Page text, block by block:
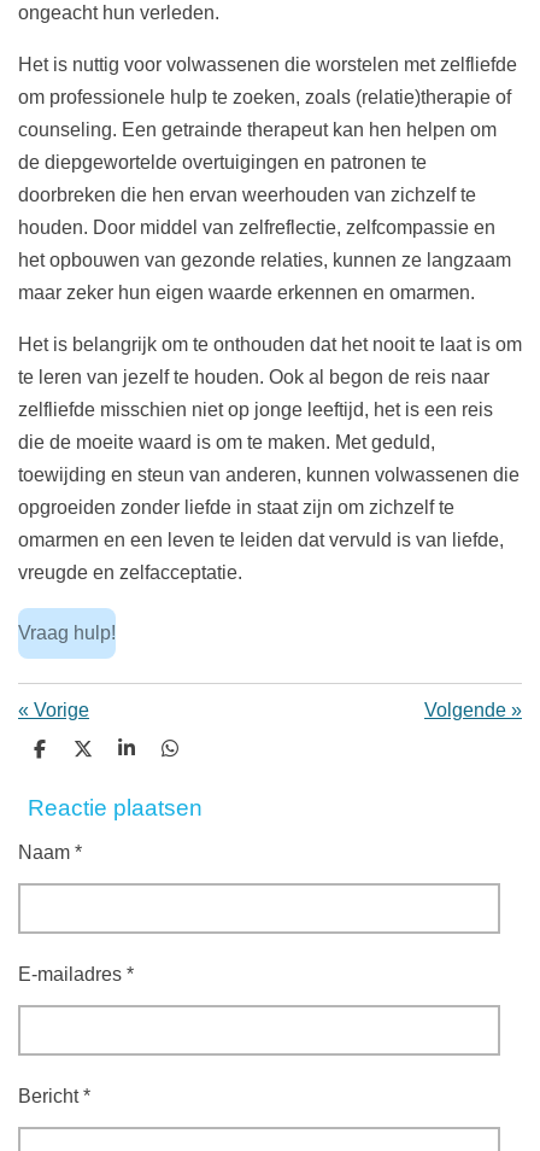
ongeacht hun verleden.
Het is nuttig voor volwassenen die worstelen met zelfliefde
om professionele hulp te zoeken, zoals (relatie)therapie of
counseling. Een getrainde therapeut kan hen helpen om
de diepgewortelde overtuigingen en patronen te
doorbreken die hen ervan weerhouden van zichzelf te
houden. Door middel van zelfreflectie, zelfcompassie en
het opbouwen van gezonde relaties, kunnen ze langzaam
maar zeker hun eigen waarde erkennen en omarmen.
Het is belangrijk om te onthouden dat het nooit te laat is om
te leren van jezelf te houden. Ook al begon de reis naar
zelfliefde misschien niet op jonge leeftijd, het is een reis
die de moeite waard is om te maken. Met geduld,
toewijding en steun van anderen, kunnen volwassenen die
opgroeiden zonder liefde in staat zijn om zichzelf te
omarmen en een leven te leiden dat vervuld is van liefde,
vreugde en zelfacceptatie.
Vraag hulp!
« Vorige Volgende »
D
e
D
e
l
S
a
r
D
e
Reactie plaatsen
Naam *
E-mailadres *
Bericht *